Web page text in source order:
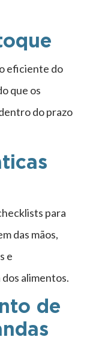
eficiente do
que os
do prazo
para
das mãos,
e
alimentos.
de